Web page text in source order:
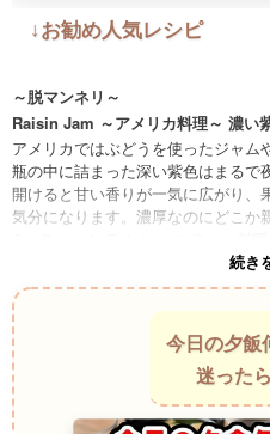
↓お勧め人気レシピ
～脱マンネリ～
Raisin Jam ～アメリカ料理～ 濃い
アメリカではぶどうを使ったジャム
瓶の中に詰まった深い紫色はまるで
開けると甘い香りが一気に広がり、
気分になります。濃厚なのにどこか
ぶどうといえばワインを思い浮かべ
わう文化もあります。果実の香りが
から酸味が静かに現れます。派手で
たくなる不思議な魅力があります。
Marmellata d'Uva ～イタリア料理～
理
続き
今日の夕飯
迷った